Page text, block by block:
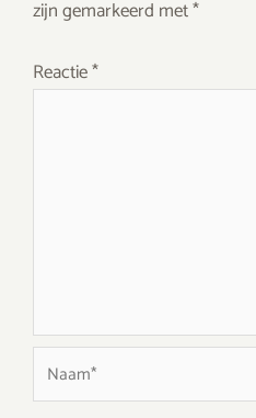
zijn gemarkeerd met*
Reactie*
Naam*